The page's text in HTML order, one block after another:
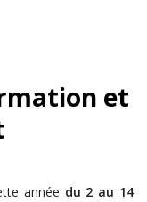
et
année du 2 au 14